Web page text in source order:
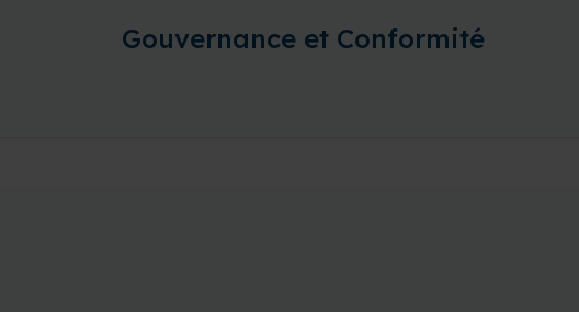
Gouvernance et Conformité